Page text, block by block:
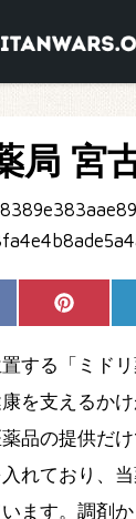
局 宮
Share
on
する「ミドリ
を支えるか
品の提供だ
れており、
ます。調剤